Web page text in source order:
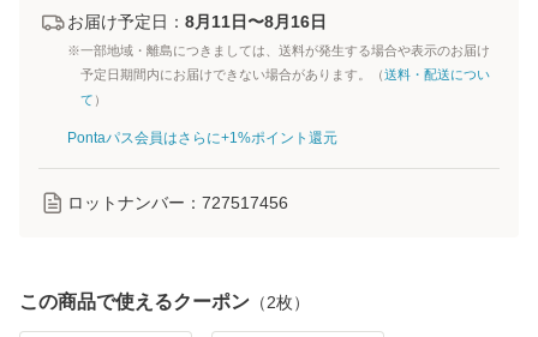
お届け予定日： 8月11日〜8月16日
※一部地域・離島につきましては、送料が発生する場合や表示のお届け
予定日期間内にお届けできない場合があります。（送料・配送につい
て ）
Pontaパス会員はさらに+1%ポイント還元
ロットナンバー： 727517456
この商品で使えるクーポン （2枚）